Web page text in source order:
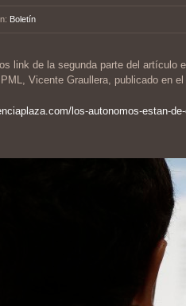
Boletín
link de la segunda parte del artículo
Vicente Graullera, publicado en
los-autonomos-estan-